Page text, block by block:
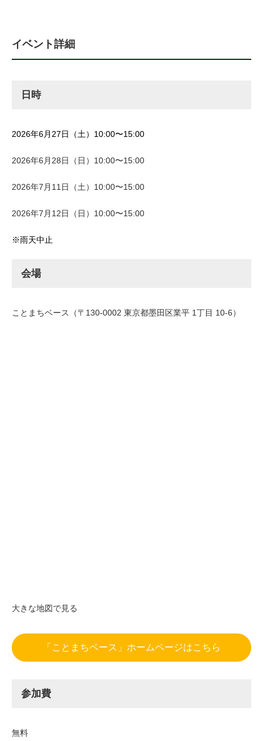
イベント詳細
日時
2026年6月27日（土）10:00〜15:00
2026年6月28日（日）10:00〜15:00
2026年7月11日（土）10:00〜15:00
2026年7月12日（日）10:00〜15:00
※雨天中止
会場
ことまちベース（〒130-0002 東京都墨田区業平 1丁目 10-6）
大きな地図で見る
「ことまちベース」ホームページはこちら
参加費
無料